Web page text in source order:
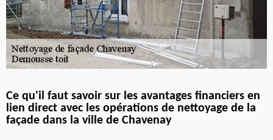
Ce qu'il faut savoir sur les avantages financiers en
lien direct avec les opérations de nettoyage de la
façade dans la ville de Chavenay